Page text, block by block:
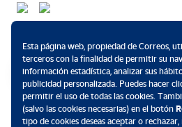
composiciones geométricas de lazo,
completan el conjunto. Los escudos de
rematan la decoración de esta galería.
recorre la parte inferior del muro,
alicatado. La parte central del Patio de
cubierto con una solería de mármol,
en la parte central durante casi 500
Esta página web, propiedad de Correos,
terceros con la finalidad de permitir su
información estadística, analizar sus
publicidad personalizada. Puedes hacer
permitir el uso de todas las cookies.
(salvo las cookies necesarias) en el botón
tipo de cookies deseas aceptar o